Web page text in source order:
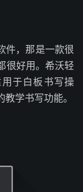
件，那是一款很
很好用。希沃轻
于白板书写操
学书写功能。